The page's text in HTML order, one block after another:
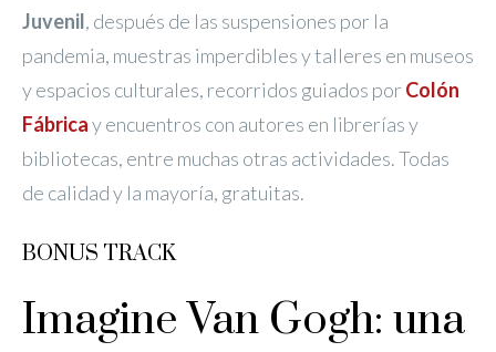
Juvenil, después de las suspensiones por la
pandemia, muestras imperdibles y talleres en museos
y espacios culturales, recorridos guiados porColón
Fábricay encuentros con autores en librerías y
bibliotecas, entre muchas otras actividades. Todas
de calidad y la mayoría, gratuitas.
BONUS TRACK
Imagine Van Gogh: una